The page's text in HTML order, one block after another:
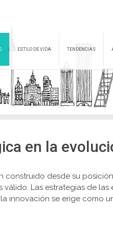
ESTILO DE VIDA TENDENCIAS
en la
construido desde su
Las estrategias de las
innovación se erige como